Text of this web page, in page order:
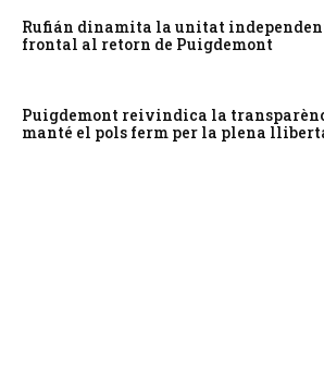
Rufián dinamita la unitat
frontal al retorn de Puigdemont
Puigdemont reivindica la
manté el pols ferm per la plena